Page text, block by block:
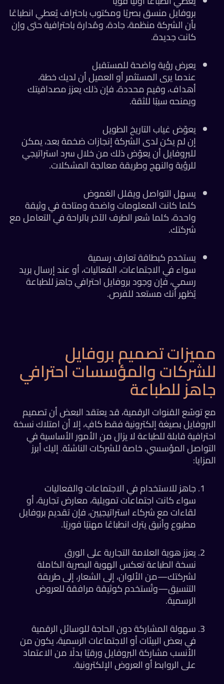
بروفايل منسق بصريًا ومكتوب باحتراف يُعطي انطباعًا
بأن الشركة منظمة، جادة، ومُدارة باحترافية حتى وإن
كانت جديدة.
يعرض رؤية واضحة للمستقبل
عندما يرى المستثمر أو العميل أن لديك خطة،
أهداف، وقيم محددة، فإن ذلك يعزز مصداقيتك
ويمنحه سببًا للثقة.
يعوّض غياب التاريخ الطويل
إن لم يكن لدى الشركة إنجازات ضخمة بعد، يمكن
للبروفايل أن يعوّض ذلك من خلال سرد استراتيجي
للرؤية والنهج وطريقة معالجة المشكلات.
يسهل التواصل ويقلل الغموض
كلما كانت المعلومات واضحة ومتاحة في وثيقة
واحدة، كلما شعر الطرف الآخر بالراحة في التعامل مع
شركتك.
يستخدم كبطاقة تعارف رسمية
سواء في الاجتماعات، الفعاليات، أو عند إرسال بريد
رسمي، فإن وجود بروفايل احترافي جاهز للطباعة
يُظهر أنك مستعد للفرص.
تصميم بروفايل
والمؤسسات احترافي
للطباعة
توسّع القنوات الرقمية، قد يعتقد البعض أن تصميم
بصيغة إلكترونية فقط كافٍ، إلا أن امتلاك نسخة
قابلة للطباعة لا يزال من الأمور الأساسية في
المؤسسي، خاصة للشركات الناشئة. إليك أبرز
جاهز للاستخدام في الاجتماعات والفعاليات
سواء كانت اجتماعات تمويلية، معارض تجارية، أو
لقاءات مع شركاء استراتيجيين، فإن تقديم بروفايل
مطبوع وأنيق يترك انطباعًا مهنيًا فوريًا.
يعزز هوية العلامة التجارية على الورق
نسخة الطباعة تعكس الهوية البصرية الكاملة
لشركتك—من الألوان، إلى الشعار، إلى طريقة
التنسيق—وتُستخدم كوثيقة مرافقة للعروض
الرسمية.
سهولة المشاركة دون الحاجة للوسائل الرقمية
في بعض البيئات أو الاجتماعات الرسمية، يكون من
الأنسب مشاركة البروفايل ورقيًا بدلًا من الاعتماد
على الروابط أو العروض الإلكترونية.